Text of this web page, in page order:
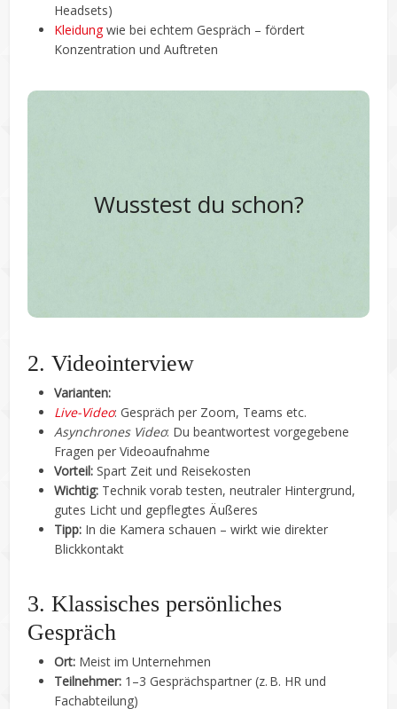
Headsets)
Kleidungwie bei echtem Gespräch – fördert
Konzentration und Auftreten
Wusstest du schon?
besonders auf deine
Stimme, Sprechweise und
Freundlichkeit
– weil Mimik und Gestik wegfallen,
2. Videointerview
Varianten:
Live-Video: Gespräch per Zoom, Teams etc.
Asynchrones Video: Du beantwortest vorgegebene
Fragen per Videoaufnahme
Vorteil: Spart Zeit und Reisekosten
Wichtig: Technik vorab testen, neutraler Hintergrund,
gutes Licht und gepflegtes Äußeres
Tipp: In die Kamera schauen – wirkt wie direkter
Blickkontakt
3. Klassisches persönliches
Gespräch
Ort: Meist im Unternehmen
Teilnehmer: 1–3 Gesprächspartner (z. B. HR und
Fachabteilung)